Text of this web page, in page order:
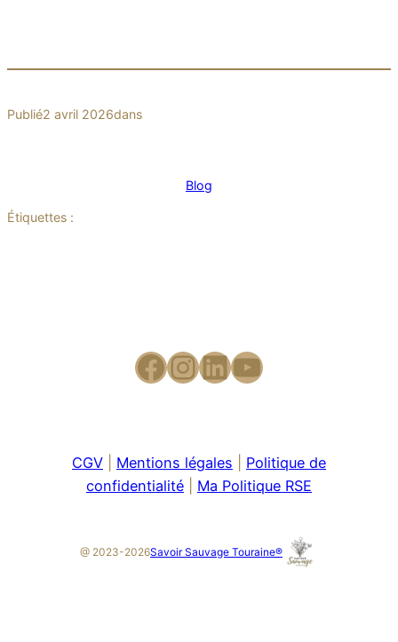
Publié2 avril 2026dans
Blog
Étiquettes :
CGV Mentions légales
Politique de
confidentialité
Ma Politique RSE
@ 2023-2026Savoir Sauvage Touraine®